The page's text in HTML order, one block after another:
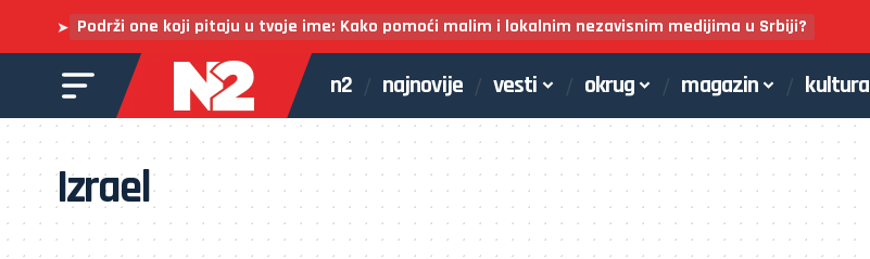
➤ Podrži one koji pitaju u tvoje ime: Kako pomoći malim i lokalnim nezavisnim medijima u Srbiji?
n2 najnovije vesti okrug magazin kultura
Izrael